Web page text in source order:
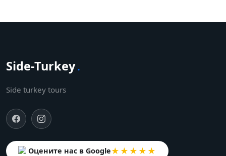
Side-Turkey.
Side turkey tours
Оцените нас в Google★★★★★